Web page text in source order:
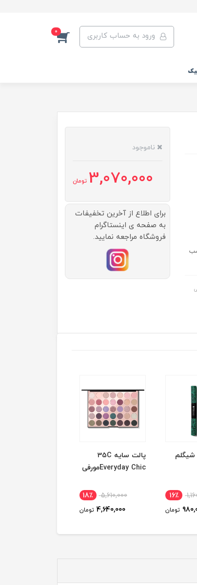
ورود به حساب کاربری 0
ناموجود
3,070,000 تومان
برای اطلاع از آخرین تخفیفات
به صفحه ی اینستاگرام
فروشگاه مراجعه نمایید.
16٪
تومان
پالت سایه 35C
Everyday Chicمورفی
5,610,000 18٪
4,640,000 تومان